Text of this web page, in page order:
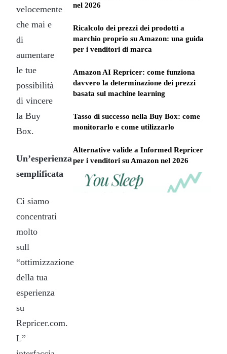
velocemente
che mai e
di
aumentare
le tue
possibilità
di vincere
la Buy
Box.
Un’esperienza
semplificata
Ci siamo
concentrati
molto
sull
“ottimizzazione
della tua
esperienza
su
Repricer.com.
L”
nel 2026
Ricalcolo dei prezzi dei prodotti a
marchio proprio su Amazon: una guida
per i venditori di marca
Amazon AI Repricer: come funziona
davvero la determinazione dei prezzi
basata sul machine learning
Tasso di successo nella Buy Box: come
monitorarlo e come utilizzarlo
Alternative valide a Informed Repricer
per i venditori su Amazon nel 2026
REPRICER
Win
Your